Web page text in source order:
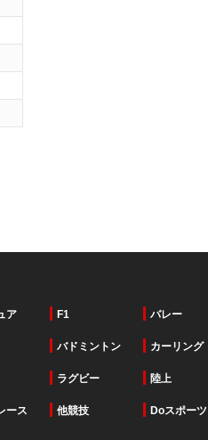
ア F1 バレー
バドミントン カーリング
ラグビー 陸上
ース 他競技 Doスポーツ